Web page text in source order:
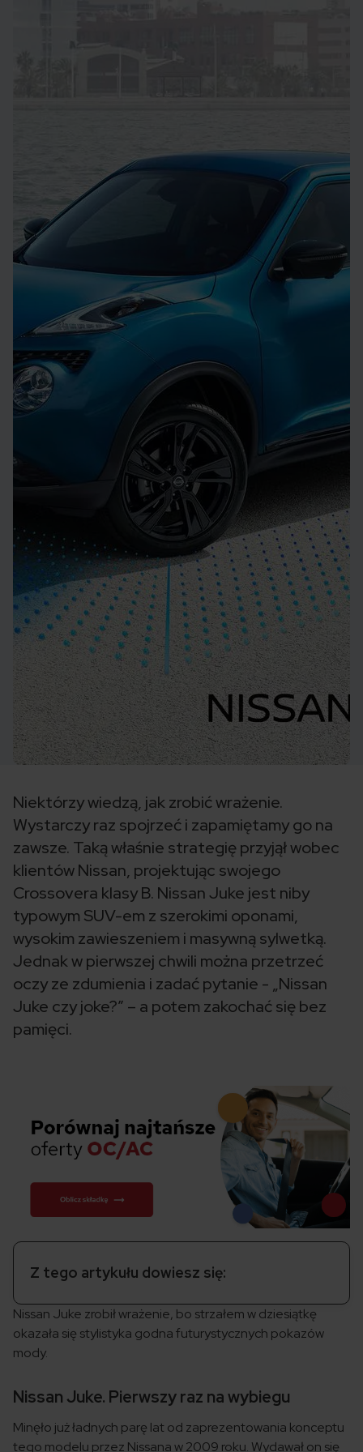
Niektórzy wiedzą, jak zrobić wrażenie.
Wystarczy raz spojrzeć i zapamiętamy go na
zawsze. Taką właśnie strategię przyjął wobec
klientów Nissan, projektując swojego
Crossovera klasy B. Nissan Juke jest niby
typowym SUV-em z szerokimi oponami,
wysokim zawieszeniem i masywną sylwetką.
Jednak w pierwszej chwili można przetrzeć
oczy ze zdumienia i zadać pytanie - „Nissan
Juke czy joke?” – a potem zakochać się bez
pamięci.
Z tego artykułu dowiesz się:
Nissan Juke zrobił wrażenie, bo strzałem w dziesiątkę
okazała się stylistyka godna futurystycznych pokazów
mody.
Nissan Juke. Pierwszy raz na wybiegu
Minęło już ładnych parę lat od zaprezentowania konceptu
tego modelu przez Nissana w 2009 roku. Wydawał on się